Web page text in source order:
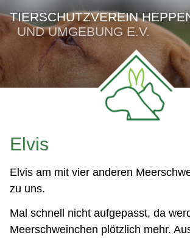
TIERSCHUTZVEREIN
UND UMGEBUNG E.V.
Elvis
Elvis am mit vier anderen
zu uns.
Mal schnell nicht aufgepasst, da
Meerschweinchen plötzlich mehr.